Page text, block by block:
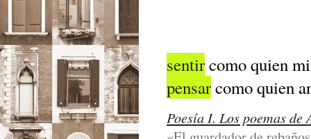
sentircomo quien
pensarcomo quien
Poesía I. Los poemas